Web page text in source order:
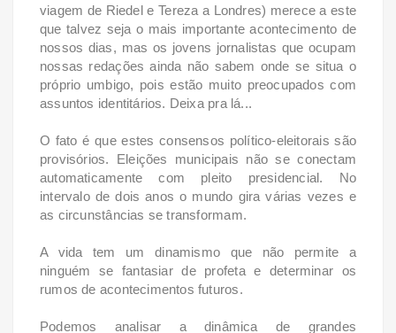
viagem de Riedel e Tereza a Londres) merece a este
que talvez seja o mais importante acontecimento de
nossos dias, mas os jovens jornalistas que ocupam
nossas redações ainda não sabem onde se situa o
próprio umbigo, pois estão muito preocupados com
assuntos identitários. Deixa pra lá...
O fato é que estes consensos político-eleitorais são
provisórios. Eleições municipais não se conectam
automaticamente com pleito presidencial. No
intervalo de dois anos o mundo gira várias vezes e
as circunstâncias se transformam.
A vida tem um dinamismo que não permite a
ninguém se fantasiar de profeta e determinar os
rumos de acontecimentos futuros.
Podemos analisar a dinâmica de grandes